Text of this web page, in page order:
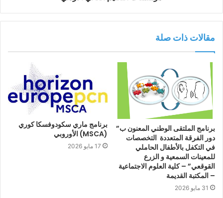
مقالات ذات صلة
برنامج الملتقى الوطني المعنون ب”
دور الفرقة المتعددة التخصصات
في التكفل بالأطفال الحاملي
للمعينات السمعية و الزرع
القوقعي” – كلية العلوم الاجتماعية
– المكتبة القديمة
31 مايو 2026
برنامج ماري سكودوفسكا كوري
(MSCA) الأوروبي
17 مايو 2026